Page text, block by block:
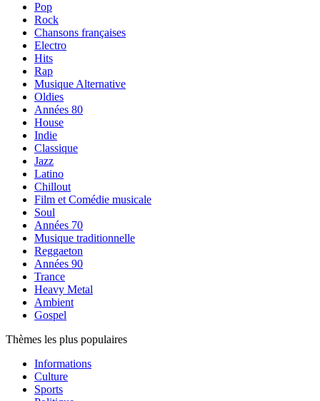
Pop
Rock
Chansons françaises
Electro
Hits
Rap
Musique Alternative
Oldies
Années 80
House
Indie
Classique
Jazz
Latino
Chillout
Film et Comédie musicale
Soul
Années 70
Musique traditionnelle
Reggaeton
Années 90
Trance
Heavy Metal
Ambient
Gospel
Thèmes les plus populaires
Informations
Culture
Sports